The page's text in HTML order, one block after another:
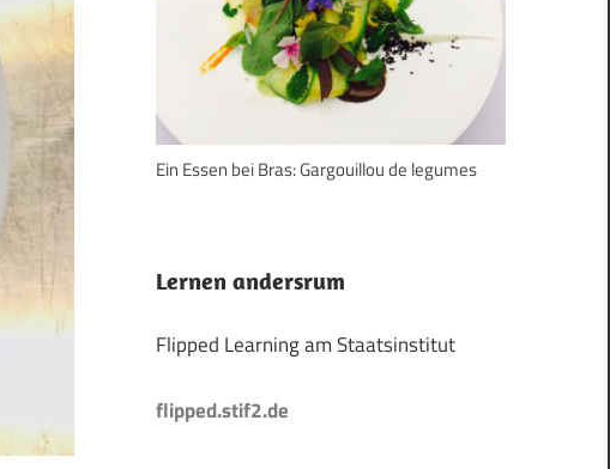
Ein Essen bei Bras: Gargouillou de legumes
Lernen andersrum
Flipped Learning am Staatsinstitut
flipped.stif2.de